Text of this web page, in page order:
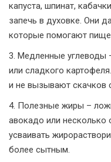
капуста, шпинат,
запечь в духовке. Они
которые помогают
3. Медленные углеводы
или сладкого
и не вызывают скачков
4. Полезные жиры –
авокадо или
усваивать
более сытным.